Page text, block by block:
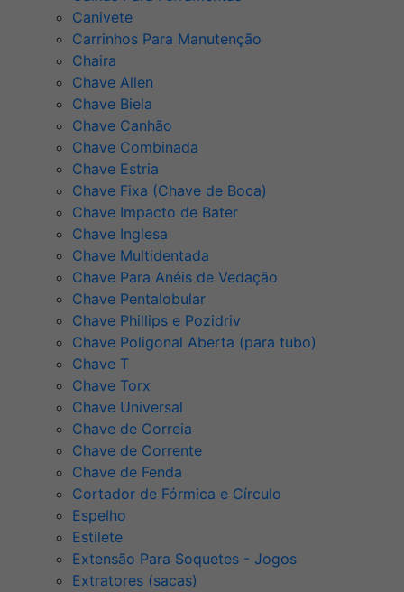
Canivete
Carrinhos Para Manutenção
Chaira
Chave Allen
Chave Biela
Chave Canhão
Chave Combinada
Chave Estria
Chave Fixa (Chave de Boca)
Chave Impacto de Bater
Chave Inglesa
Chave Multidentada
Chave Para Anéis de Vedação
Chave Pentalobular
Chave Phillips e Pozidriv
Chave Poligonal Aberta (para tubo)
Chave T
Chave Torx
Chave Universal
Chave de Correia
Chave de Corrente
Chave de Fenda
Cortador de Fórmica e Círculo
Espelho
Estilete
Extensão Para Soquetes - Jogos
Extratores (sacas)